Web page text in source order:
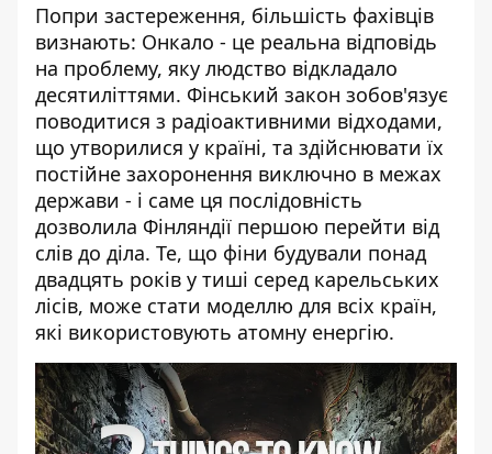
Попри застереження, більшість фахівців
визнають: Онкало - це реальна відповідь
на проблему, яку людство відкладало
десятиліттями. Фінський закон зобов'язує
поводитися з радіоактивними відходами,
що утворилися у країні, та здійснювати їх
постійне захоронення виключно в межах
держави - і саме ця послідовність
дозволила Фінляндії першою перейти від
слів до діла. Те, що фіни будували понад
двадцять років у тиші серед карельських
лісів, може стати моделлю для всіх країн,
які використовують атомну енергію.